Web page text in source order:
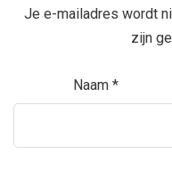
Je e-mailadres wordt
zijn
Naam *